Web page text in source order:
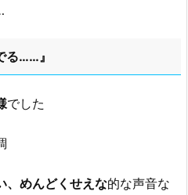
る……』
でした
、めんどくせえな的な声音な